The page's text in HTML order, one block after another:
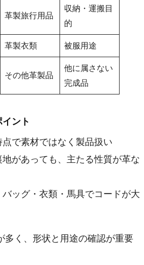
革製旅行用品
収納・運搬目
的
革製衣類 被服用途
その他革製品
他に属さない
完成品
ント
点で素材ではなく製品扱い
地があっても、主たる性質が革な
バッグ・衣類・馬具でコードが大
多く、形状と用途の確認が重要